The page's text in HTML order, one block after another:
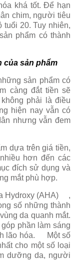
khá tốt. Để hạn
chim, người tiêu
tuổi 20. Tuy nhiên,
phẩm có thành
của sản phẩm
sản phẩm có
càng đắt tiền sẽ
phải là điều
hiện nay vẫn có
nhưng vẫn đem
dựa trên giá tiền,
hơn đến các
đích sử dụng và
mắt phù hợp.
Hydroxy (AHA)
,
số những thành
da quanh mắt.
phần làm sáng
lão hóa.
Một số
cho một số loại
dưỡng da, người